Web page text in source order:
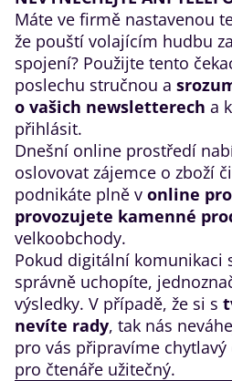
Máte ve firmě nastavenou
že pouští volajícím hudbu
spojení? Použijte tento
poslechu stručnou a
o vašich newsletterech a
přihlásit.
Dnešní online prostředí
oslovovat zájemce o zboží
podnikáte plně v online
provozujete kamenné
velkoobchody.
Pokud digitální komunikaci
správně uchopíte,
výsledky. V případě, že si s
nevíte rady, tak nás
pro vás připravíme
pro čtenáře užitečný.